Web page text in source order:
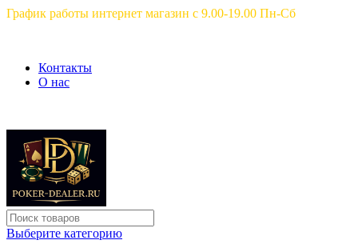
График работы интернет магазин с 9.00-19.00 Пн-Сб
Контакты
О нас
Выберите категорию